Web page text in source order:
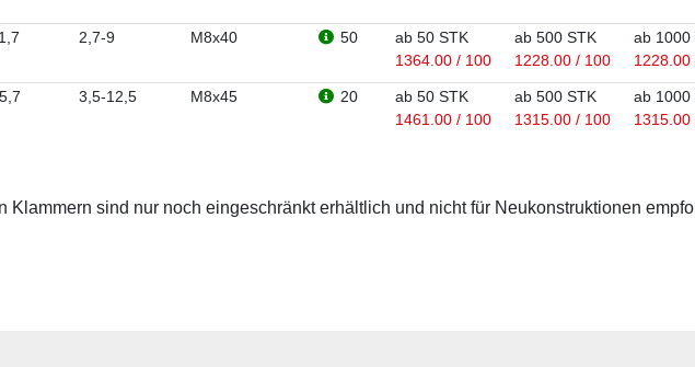
2,7-9 M8x40 50
ab 50 STK
1364.00 / 100
ab 500 STK
1228.00 / 100
ab 1000
1228.00
3,5-12,5 M8x45 20
ab 50 STK
1461.00 / 100
ab 500 STK
1315.00 / 100
ab 1000
1315.00
Klammern sind nur noch eingeschränkt erhältlich und nicht für Neukonstruktionen